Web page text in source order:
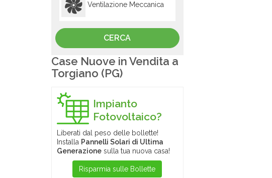
Ventilazione Meccanica
Case Nuove in Vendita a
Torgiano (PG)
Impianto
Fotovoltaico?
Liberati dal peso delle bollette!
Installa Pannelli Solari di Ultima
Generazione sulla tua nuova casa!
Risparmia sulle Bollette